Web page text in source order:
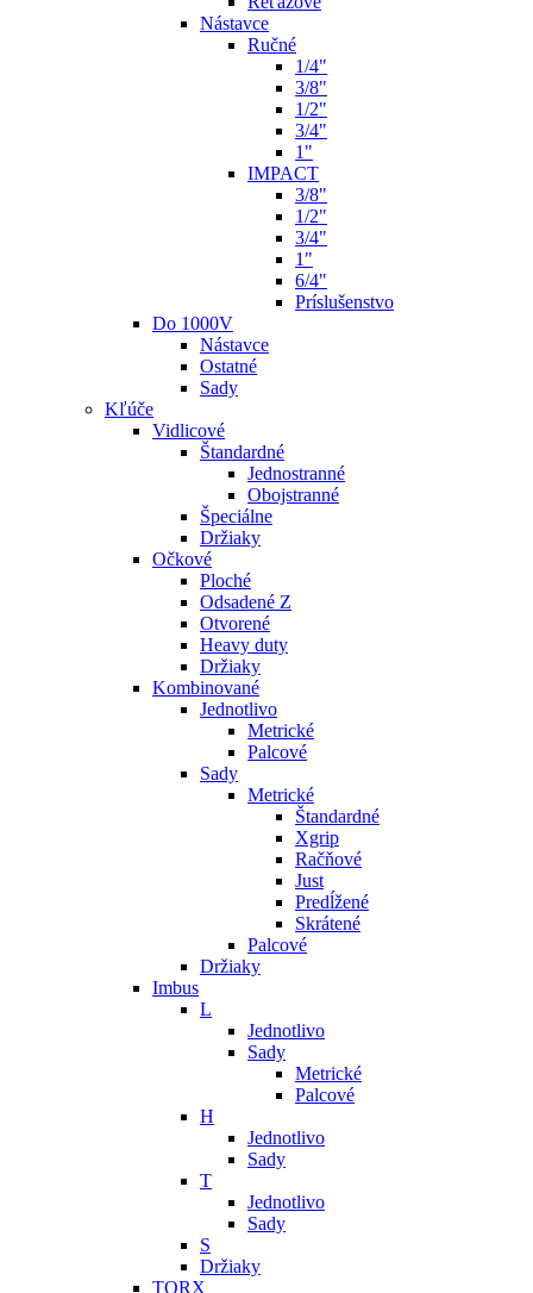
Nástavce
Ručné
1/4"
3/8"
1/2"
3/4"
1"
IMPACT
3/8"
1/2"
3/4"
1"
6/4"
Príslušenstvo
Do 1000V
Nástavce
Ostatné
Sady
Kľúče
Vidlicové
Štandardné
Jednostranné
Obojstranné
Špeciálne
Držiaky
Očkové
Ploché
Odsadené Z
Otvorené
Heavy duty
Držiaky
Kombinované
Jednotlivo
Metrické
Palcové
Sady
Metrické
Štandardné
Xgrip
Račňové
Just
Predĺžené
Skrátené
Palcové
Držiaky
Imbus
L
Jednotlivo
Sady
Metrické
Palcové
H
Jednotlivo
Sady
T
Jednotlivo
Sady
S
Držiaky
TORX